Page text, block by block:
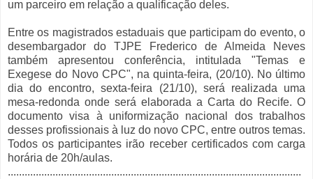
um parceiro em relação a qualificação deles.
Entre os magistrados estaduais que participam do evento, o
desembargador do TJPE Frederico de Almeida Neves
também apresentou conferência, intitulada "Temas e
Exegese do Novo CPC", na quinta-feira, (20/10). No último
dia do encontro, sexta-feira (21/10), será realizada uma
mesa-redonda onde será elaborada a Carta do Recife. O
documento visa à uniformização nacional dos trabalhos
desses profissionais à luz do novo CPC, entre outros temas.
Todos os participantes irão receber certificados com carga
horária de 20h/aulas.
.........................................................................................................